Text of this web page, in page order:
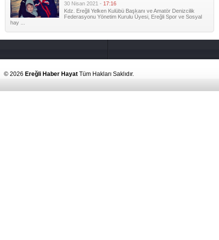
30 Nisan 2021 - 17:16
Kdz. Ereğli Yelken Kulübü Başkanı ve Amatör Denizcilik
Federasyonu Yönetim Kurulu Üyesi, Ereğli Spor ve Sosyal
hay ...
© 2026 Ereğli Haber Hayat Tüm Hakları Saklıdır.